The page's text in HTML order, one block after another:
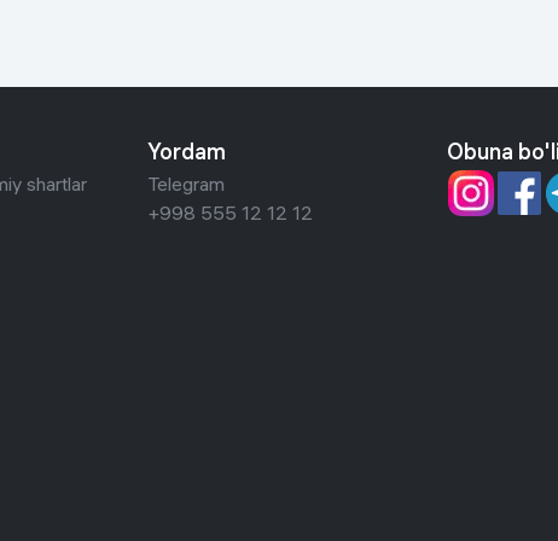
shartlar
Yordam
Telegram
+998 555 12 12 12
Obuna